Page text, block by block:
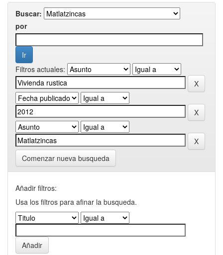
Buscar:
por
Filtros actuales:
Comenzar nueva busqueda
Añadir filtros:
Usa los filtros para afinar la busqueda.